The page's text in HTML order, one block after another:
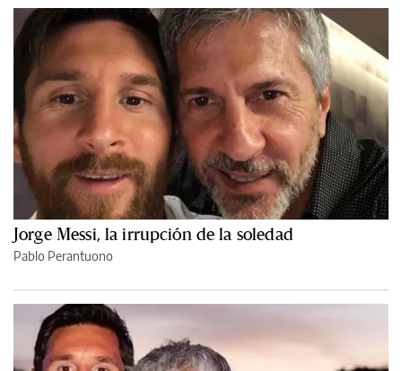
Jorge Messi, la irrupción de la soledad
Pablo Perantuono